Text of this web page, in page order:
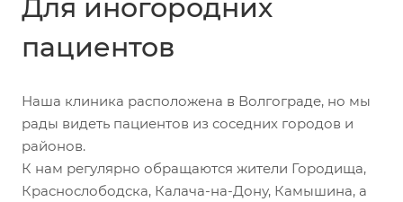
Для иногородних
пациентов
Наша клиника расположена в Волгограде, но мы
рады видеть пациентов из соседних городов и
районов.
К нам регулярно обращаются жители Городища,
Краснослободска, Калача-на-Дону, Камышина, а